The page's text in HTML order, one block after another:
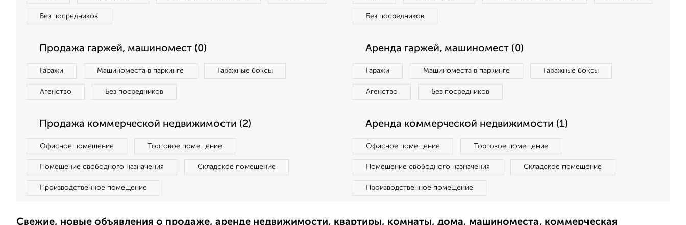
Без посредников Без посредников
Продажа гаржей, машиномест (0)
Гаражи Машиноместа в паркинге Гаражные боксы
Агенство Без посредников
Аренда гаржей, машиномест (0)
Гаражи Машиноместа в паркинге Гаражные боксы
Агенство Без посредников
Продажа коммерческой недвижимости (2)
Офисное помещение Торговое помещение
Помещение свободного назначения Складское помещение
Производственное помещение
Аренда коммерческой недвижимости (1)
Офисное помещение Торговое помещение
Помещение свободного назначения Складское помещение
Производственное помещение
Свежие, новые объявления о продаже, аренде недвижимости, квартиры, комнаты, дома, машиноместа, коммерческая